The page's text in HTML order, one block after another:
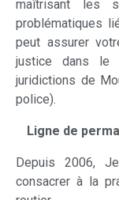
maîtrisant les
problématiques
peut assurer
justice dans le
juridictions de
police).
Ligne de
Depuis 2006,
consacrer à la